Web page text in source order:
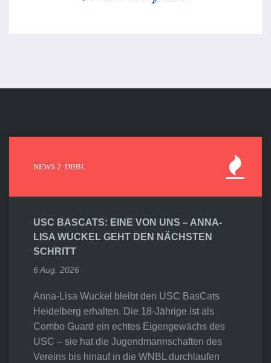
NEWS 2. DBBL
USC BASCATS: EINE VON UNS – ANNA-
LISA WUCKEL GEHT DEN NÄCHSTEN
SCHRITT
6 Aug. 2026
Anna-Lisa Wuckel bleibt den USC BasCats
Heidelberg erhalten. Die 18-Jährige ist als
Combo Guard ein echtes Eigengewächs des
USC – sie hat die Jugendmannschaften des
Vereins bis hinauf in die WNBL durchlaufen